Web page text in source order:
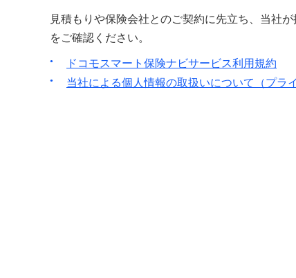
見積もりや保険会社とのご契約に先立ち、当社
をご確認ください。
ドコモスマート保険ナビサービス利用規約
当社による個人情報の取扱いについて（プラ